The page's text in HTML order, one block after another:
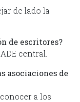
de lado la
de escritores?
central.
asociaciones de
a los